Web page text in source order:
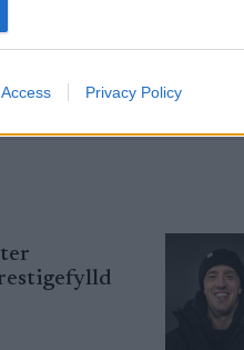
Privacy Policy
2026
TRADITIONELL